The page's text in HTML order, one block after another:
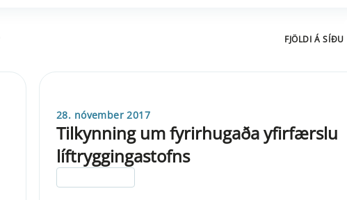
FJÖLDI Á SÍÐU
28. nóvember 2017
Tilkynning um fyrirhugaða yfirfærslu
líftryggingastofns